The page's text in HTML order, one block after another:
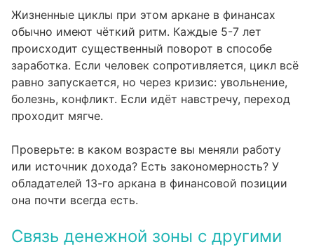
Жизненные циклы при этом аркане в финансах
обычно имеют чёткий ритм. Каждые 5-7 лет
происходит существенный поворот в способе
заработка. Если человек сопротивляется, цикл всё
равно запускается, но через кризис: увольнение,
болезнь, конфликт. Если идёт навстречу, переход
проходит мягче.
Проверьте: в каком возрасте вы меняли работу
или источник дохода? Есть закономерность? У
обладателей 13-го аркана в финансовой позиции
она почти всегда есть.
Связь денежной зоны с другими